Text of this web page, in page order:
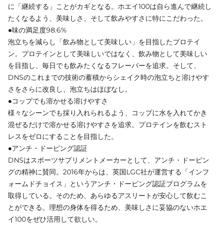
に「継続する」ことがカギとなる。ホエイ100は自ら進んで継続し
たくなるよう、美味しさ、そして飲みやすさに特にこだわった。
●味の満足度98.6%
泡立ちを減らし「飲み物として美味しい」を目指したプロテイ
ン。プロテインとして美味しいではなく、飲み物として美味しい
を目指し、毎日でも飲みたくなるフレーバーを追求。そして、
DNSのこれまでの技術の蓄積からシェイク時の泡立ちと溶けやす
さをさらに改良し、泡立ちはほぼなし。
●コップでも溶かせる溶けやすさ
様々なシーンでも採り入れられるよう、コップに水を入れてかき
混ぜるだけで溶かせる溶けやすさを追求。プロテインを飲むスト
レスをゼロにすることを目指した。
●アンチ・ドーピング認証
DNSはスポーツサプリメントメーカーとして、アンチ・ドーピン
グの精神に賛同。2016年からは、英国LGC社が運営する「インフ
ォームドチョイス」というアンチ・ドーピング認証プログラムを
取得している。そのため、あらゆるアスリートが安心して飲むこ
とができる。理想の身体を得るため、美味しさに妥協のないホエ
イ100をぜひ活用して欲しい。